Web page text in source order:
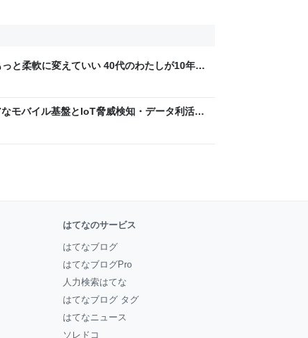
と柔軟に変えていい 40代のわたしが10年後
イーアイデム
モバイル基盤とIoT脅威検知・データ利活用
Engineers' Blog
はてなのサービス
はてなブログ
はてなブログPro
人力検索はてな
はてなブログ タグ
はてなニュース
ソレドコ